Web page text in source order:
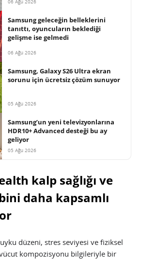
06 Ağu 2026
Samsung geleceğin belleklerini
tanıttı, oyuncuların beklediği
gelişme ise gelmedi
06 Ağu 2026
Samsung, Galaxy S26 Ultra ekran
sorunu için ücretsiz çözüm sunuyor
05 Ağu 2026
Samsung’un yeni televizyonlarına
HDR10+ Advanced desteği bu ay
geliyor
05 Ağu 2026
kalp sağlığı ve
daha kapsamlı
düzeni, stres seviyesi ve fiziksel
kompozisyonu bilgileriyle bir